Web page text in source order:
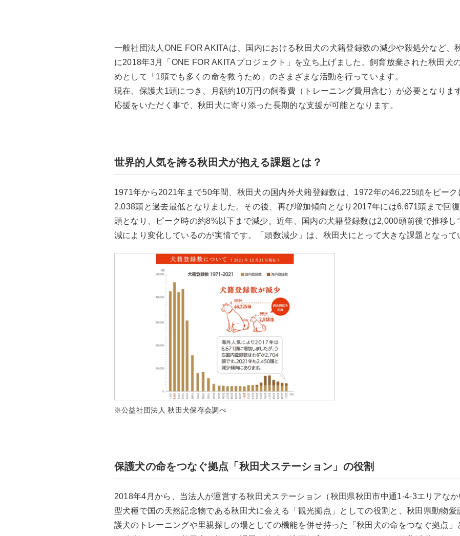
一般社団法人ONE FOR AKITAは、国内における秋田犬の犬籍登録数の減少や殺処分など、
に2018年3月「ONE FOR AKITAプロジェクト」を立ち上げました。飼育放棄された秋田犬
めとして「1頭でも多くの命を救うため」のさまざまな活動を行っています。
現在、保護犬1頭につき、月額約10万円の飼養費（トレーニング費用含む）が必要となります
応援をいただく事で、秋田犬に寄り添った長期的な支援が可能となります。
世界的人気を誇る秋田犬が抱える課題とは？
1971年から2021年まで50年間、秋田犬の国内外犬籍登録数は、1972年の46,225頭をピー
2,038頭と過去最低となりました。その後、再び増加傾向となり2017年には6,671頭まで回
頭となり、ピーク時の約8%以下まで減少。近年、国内の犬籍登録数は2,000頭前後で推移
減により変化しているのが実情です。「頭数減少」は、秋田犬にとって大きな課題となって
※公益社団法人 秋田犬保存会調べ
保護犬の命をつなぐ拠点「秋田犬ステーション」の役割
2018年4月から、当法人が運営する秋田犬ステーション（秋田県秋田市中通1-4-3エリアな
型犬種で国の天然記念物である秋田犬に会える「観光拠点」としての役割と、秋田県動物
護犬のトレーニングや里親探しの場としての機能を併せ持った「秋田犬の命をつなぐ拠点